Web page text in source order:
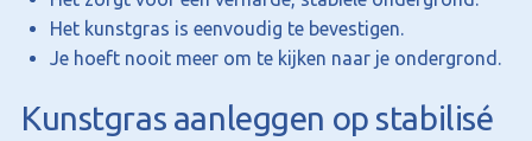
Het kunstgras is eenvoudig te bevestigen.
Je hoeft nooit meer om te kijken naar je ondergrond.
Kunstgras aanleggen op stabilisé